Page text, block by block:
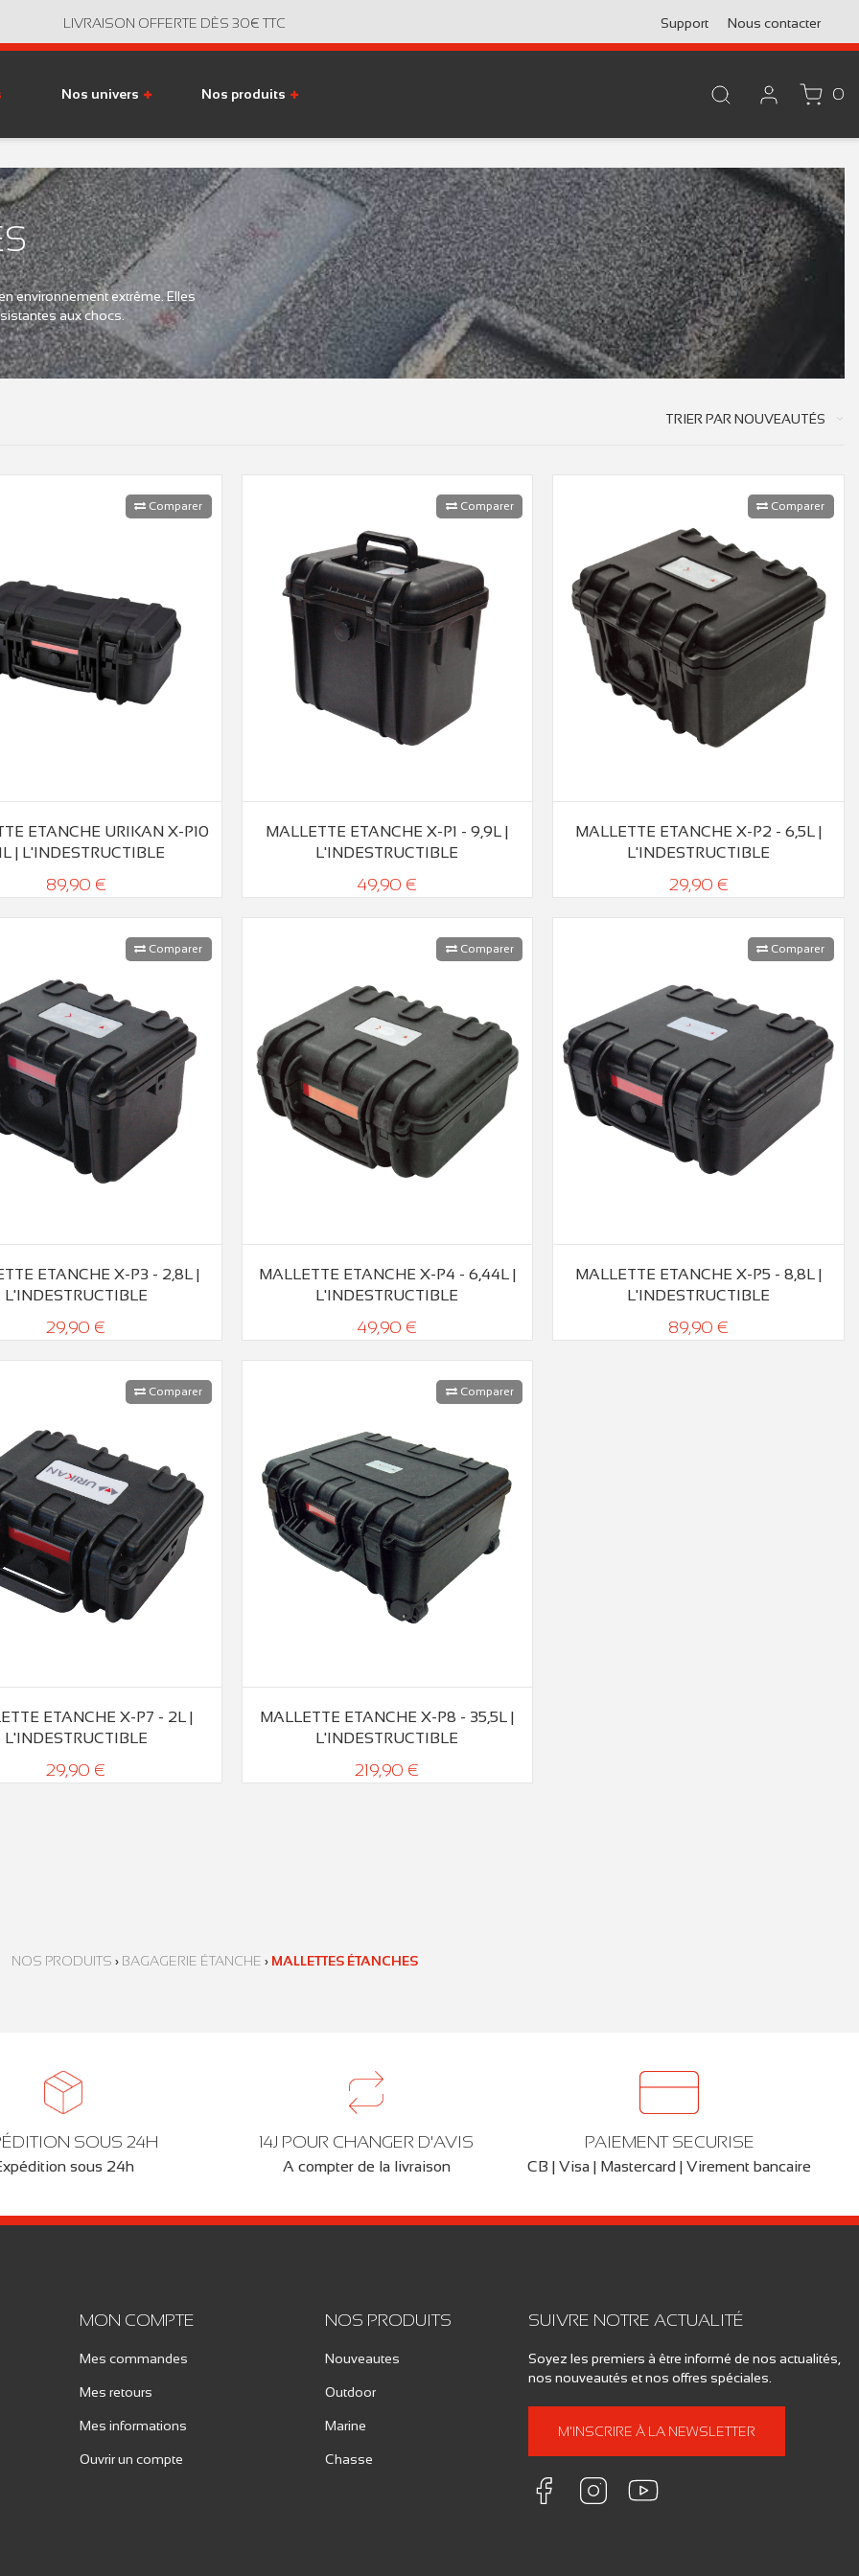
LIVRAISON OFFERTE DÈS 30€ TTC Support Nous contacter
Nos univers Nos produits 0
environnement extrême. Elles
aux chocs.
NOS PRODUITS › BAGAGERIE ÉTANCHE › MALLETTES ÉTANCHES
TRIER PAR NOUVEAUTÉS
Comparer
ETANCHE URIKAN X-P10
| L'INDESTRUCTIBLE
89,90 €
Comparer
MALLETTE ETANCHE X-P1 - 9,9L |
L'INDESTRUCTIBLE
49,90 €
Comparer
MALLETTE ETANCHE X-P2 - 6,5L |
L'INDESTRUCTIBLE
29,90 €
Comparer
ETANCHE X-P3 - 2,8L |
L'INDESTRUCTIBLE
29,90 €
Comparer
MALLETTE ETANCHE X-P4 - 6,44L |
L'INDESTRUCTIBLE
49,90 €
Comparer
MALLETTE ETANCHE X-P5 - 8,8L |
L'INDESTRUCTIBLE
89,90 €
Comparer
ETANCHE X-P7 - 2L |
L'INDESTRUCTIBLE
29,90 €
Comparer
MALLETTE ETANCHE X-P8 - 35,5L |
L'INDESTRUCTIBLE
219,90 €
SOUS 24H
sous 24h
14J POUR CHANGER D'AVIS
A compter de la livraison
PAIEMENT SECURISE
CB | Visa | Mastercard | Virement bancaire
MON COMPTE
Mes commandes
Mes retours
Mes informations
Ouvrir un compte
NOS PRODUITS
Nouveautes
Outdoor
Marine
Chasse
SUIVRE NOTRE ACTUALITÉ
Soyez les premiers à être informé de nos actualités,
nos nouveautés et nos offres spéciales.
M'INSCRIRE À LA NEWSLETTER